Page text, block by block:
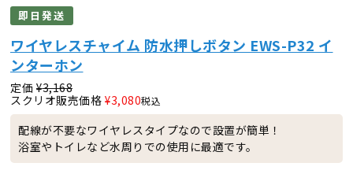
即日発送
ワイヤレスチャイム 防水押しボタン EWS-P32 イ
ンターホン
定価 ¥3,168
スクリオ販売価格 ¥3,080税込
配線が不要なワイヤレスタイプなので設置が簡単！
浴室やトイレなど水周りでの使用に最適です。